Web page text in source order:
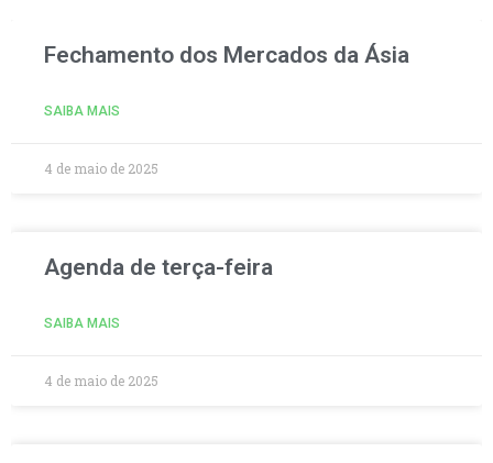
Fechamento dos Mercados da Ásia
SAIBA MAIS
4 de maio de 2025
Agenda de terça-feira
SAIBA MAIS
4 de maio de 2025